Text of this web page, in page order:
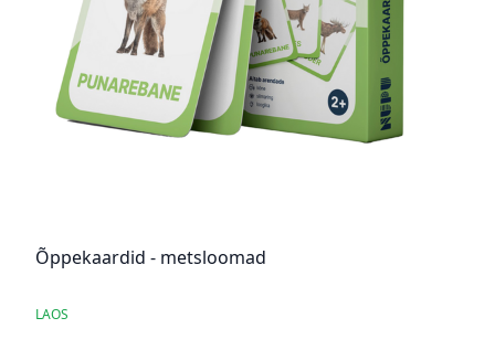
Õppekaardid - metsloomad
LAOS